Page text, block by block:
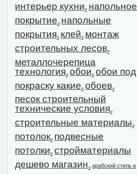
интерьер кухни2 напольное
покрытие2 напольные
покрытия2 клей2 монтаж
строительных лесов2
металлочерепица
технология2 обои2 обои под
покраску какие2 обоев2
песок строительный
технические условия2
строительные материалы2
потолок2 подвесные
потолки2 стройматериалы
дешево магазин2 арабский стиль в